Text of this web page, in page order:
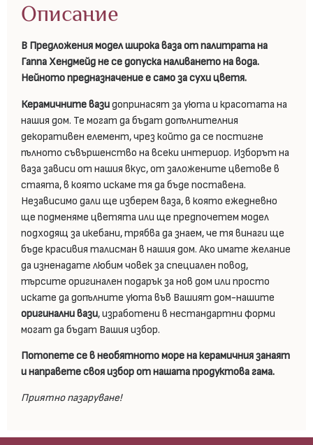
Описание
В Предложения модел широка ваза от палитрата на
Гаппа Хендмейд не се допуска наливането на вода.
Нейното предназначение е само за сухи цветя.
Керамичните вази допринасят за уюта и красотата на
нашия дом. Те могат да бъдат допълнителния
декоративен елемент, чрез който да се постигне
пълното съвършенство на всеки интериор. Изборът на
ваза зависи от нашия вкус, от заложените цветове в
стаята, в която искаме тя да бъде поставена.
Независимо дали ще изберем ваза, в която ежедневно
ще подменяме цветята или ще предпочетем модел
подходящ за икебани, трябва да знаем, че тя винаги ще
бъде красивия талисман в нашия дом. Ако имате желание
да изненадате любим човек за специален повод,
търсите оригинален подарък за нов дом или просто
искате да допълните уюта във Вашият дом-нашите
оригинални вази, изработени в нестандартни форми
могат да бъдат Вашия избор.
Потопете се в необятното море на керамичния занаят
и направете своя избор от нашата продуктова гама.
Приятно пазаруване!